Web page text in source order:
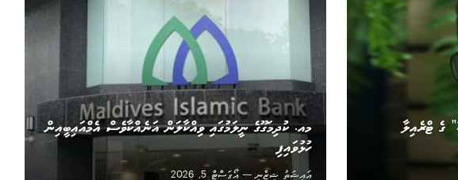
އިމްރާން ހާޝިމީގެ އާ ފިލްމު ”‏އާވާރާޕަން 2“ ގެ ޓްރެއިލާ
މއ. ކުދިމަގޫގެ ނީލަމުގައި ވިއްކާލަން އަނެއްކާވެސް އެމްއައިބީއިން
ހުޅުވައިފި
އައިޝަތު ޝިޒްނީ
އޯގަސްޓް 5, 2026